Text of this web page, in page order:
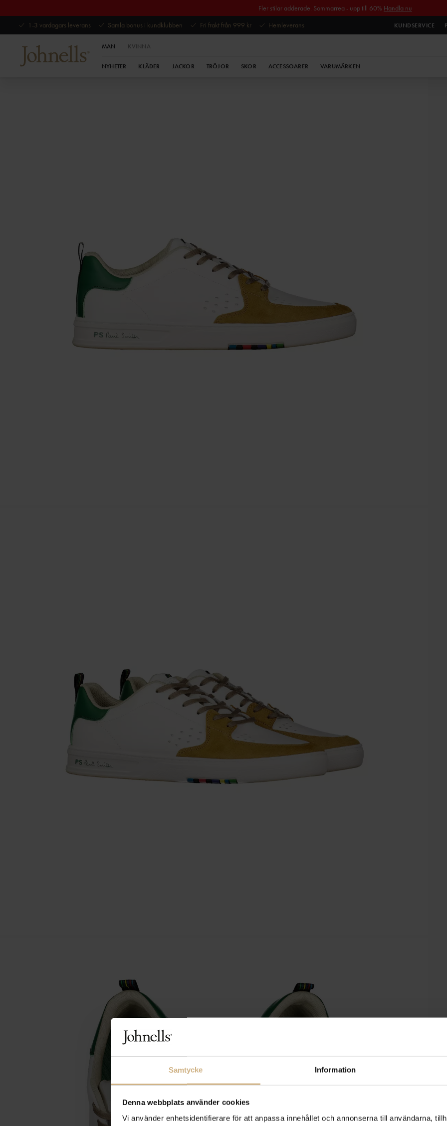
Samtycke Information
Denna webbplats använder cookies
Vi använder enhetsidentifierare för att anpassa innehållet och annonserna till användarna,
Fler stilar adderade. Sommarrea - upp till 60% Handla nu
1-3 vardagars leverans
Samla bonus i kundklubben Fri frakt från 999 kr Hemleverans KUNDSERVICE
MAN KVINNA
NYHETER KLÄDER JACKOR TRÖJOR SKOR ACCESSOARER VARUMÄRKEN